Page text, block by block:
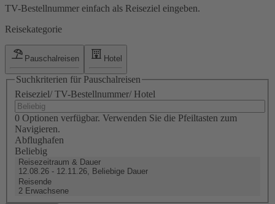
TV-Bestellnummer einfach als Reiseziel eingeben.
Reisekategorie
Pauschalreisen Hotel
Suchkriterien für Pauschalreisen
Reiseziel/ TV-Bestellnummer/ Hotel
0 Optionen verfügbar. Verwenden Sie die Pfeiltasten zum
Navigieren.
Abflughafen
Beliebig
Reisezeitraum & Dauer
12.08.26 - 12.11.26, Beliebige Dauer
Reisende
2 Erwachsene